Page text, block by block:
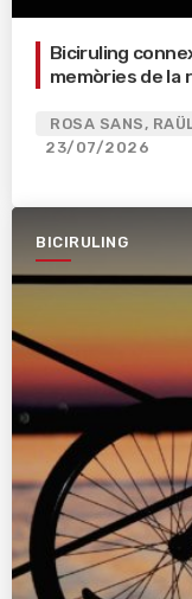
Biciruling
memòries de la
ROSA SANS,
23/07/2026
BICIRULING